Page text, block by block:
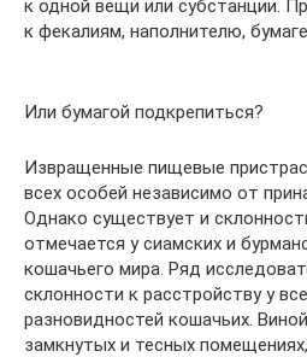
к одной вещи или субстанции.
к фекалиям, наполнителю,
Или бумагой подкрепиться?
Извращенные пищевые
всех особей независимо от
Однако существует и
отмечается у сиамских и
кошачьего мира. Ряд
склонности к расстройству у
разновидностей кошачьих.
замкнутых и тесных